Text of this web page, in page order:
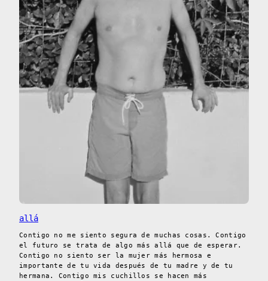
allá
Contigo no me siento segura de muchas cosas. Contigo
el futuro se trata de algo más allá que de esperar.
Contigo no siento ser la mujer más hermosa e
importante de tu vida después de tu madre y de tu
hermana. Contigo mis cuchillos se hacen más